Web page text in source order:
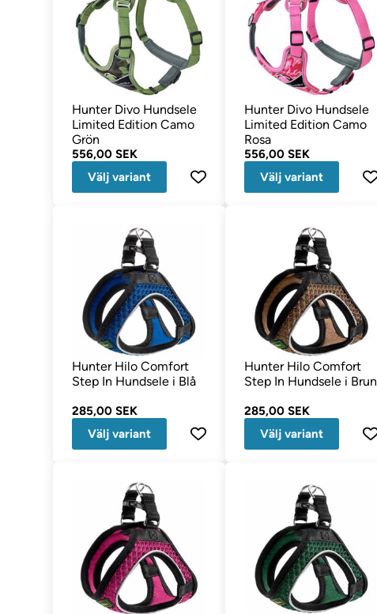
Hunter Divo Hundsele
Limited Edition Camo
Grön
556,00 SEK
Välj variant
Hunter Divo Hundsele
Limited Edition Camo
Rosa
556,00 SEK
Välj variant
Hunter Hilo Comfort
Step In Hundsele i Blå
285,00 SEK
Välj variant
Hunter Hilo Comfort
Step In Hundsele i Brun
285,00 SEK
Välj variant